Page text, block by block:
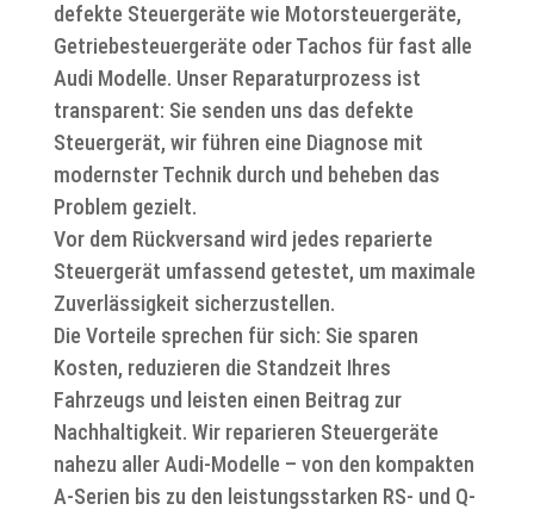
defekte Steuergeräte wie Motorsteuergeräte,
Getriebesteuergeräte oder Tachos für fast alle
Audi Modelle. Unser Reparaturprozess ist
transparent: Sie senden uns das defekte
Steuergerät, wir führen eine Diagnose mit
modernster Technik durch und beheben das
Problem gezielt.
Vor dem Rückversand wird jedes reparierte
Steuergerät umfassend getestet, um maximale
Zuverlässigkeit sicherzustellen.
Die Vorteile sprechen für sich: Sie sparen
Kosten, reduzieren die Standzeit Ihres
Fahrzeugs und leisten einen Beitrag zur
Nachhaltigkeit. Wir reparieren Steuergeräte
nahezu aller Audi-Modelle – von den kompakten
A-Serien bis zu den leistungsstarken RS- und Q-